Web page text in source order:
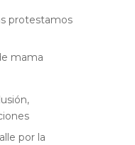
protestamos
mama
por la